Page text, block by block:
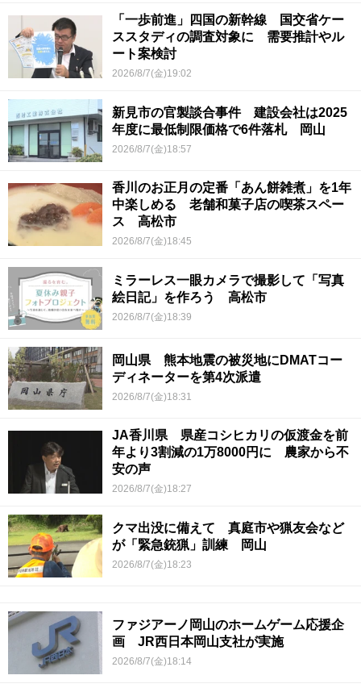
「一歩前進」四国の新幹線 国交省ケー
ススタディの調査対象に 需要推計やル
ート案検討
2026/8/7(金)19:02
新見市の官製談合事件 建設会社は2025
年度に最低制限価格で6件落札 岡山
2026/8/7(金)18:57
香川のお正月の定番「あん餅雑煮」を1年
中楽しめる 老舗和菓子店の喫茶スペー
ス 高松市
2026/8/7(金)18:45
ミラーレス一眼カメラで撮影して「写真
絵日記」を作ろう 高松市
2026/8/7(金)18:39
岡山県 熊本地震の被災地にDMATコー
ディネーターを第4次派遣
2026/8/7(金)18:31
JA香川県 県産コシヒカリの仮渡金を前
年より3割減の1万8000円に 農家から不
安の声
2026/8/7(金)18:27
クマ出没に備えて 真庭市や猟友会など
が「緊急銃猟」訓練 岡山
2026/8/7(金)18:23
ファジアーノ岡山のホームゲーム応援企
画 JR西日本岡山支社が実施
2026/8/7(金)18:14